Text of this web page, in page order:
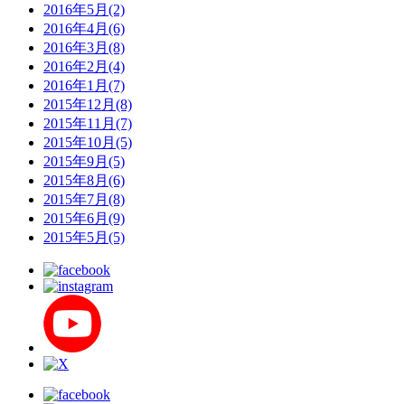
2016年5月(2)
2016年4月(6)
2016年3月(8)
2016年2月(4)
2016年1月(7)
2015年12月(8)
2015年11月(7)
2015年10月(5)
2015年9月(5)
2015年8月(6)
2015年7月(8)
2015年6月(9)
2015年5月(5)